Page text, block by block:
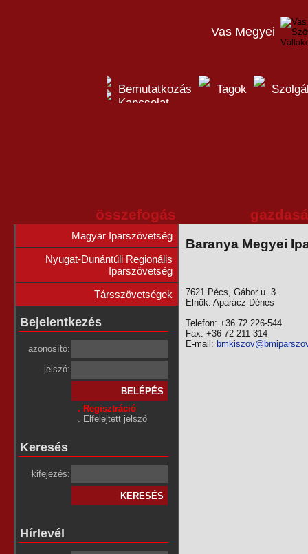
Vas Megyei
Bemutatkozás Tagok
Kapcsolat
összefogás
Magyar Iparszövetség
Nyugat-Dunántúli Regionális
Iparszövetség
Társszövetségek
Bejelentkezés
azonosító:
jelszó:
. Regisztráció
. Elfelejtett jelszó
Keresés
kifejezés:
Hírlevél
Baranya Megyei
7621 Pécs, Gábor u. 3.
Elnök: Aparácz Dénes
Telefon: +36 72 226-544
Fax: +36 72 211-314
E-mail: